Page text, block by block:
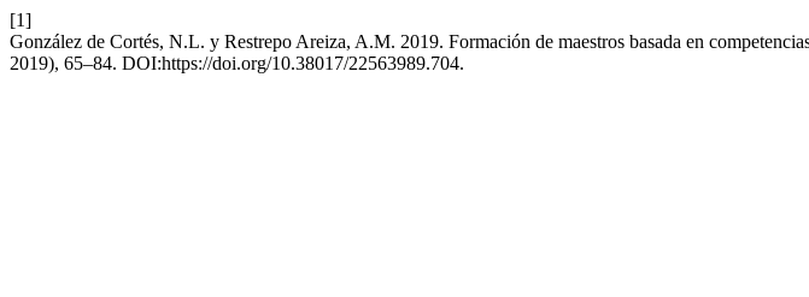
[1]
González de Cortés, N.L. y Restrepo Areiza, A.M. 2019. Formación de maestros basada en
2019), 65–84. DOI:https://doi.org/10.38017/22563989.704.